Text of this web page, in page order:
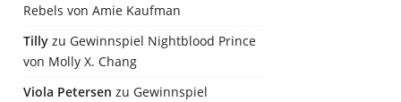
Rebels von Amie Kaufman
Tilly zu Gewinnspiel Nightblood Prince
von Molly X. Chang
Viola Petersen zu Gewinnspiel